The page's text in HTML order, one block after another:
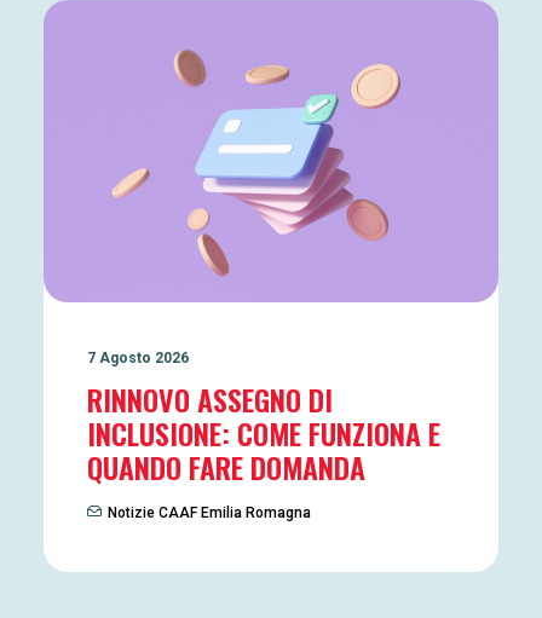
7 Agosto 2026
RINNOVO ASSEGNO DI
INCLUSIONE: COME FUNZIONA E
QUANDO FARE DOMANDA
Notizie CAAF Emilia Romagna